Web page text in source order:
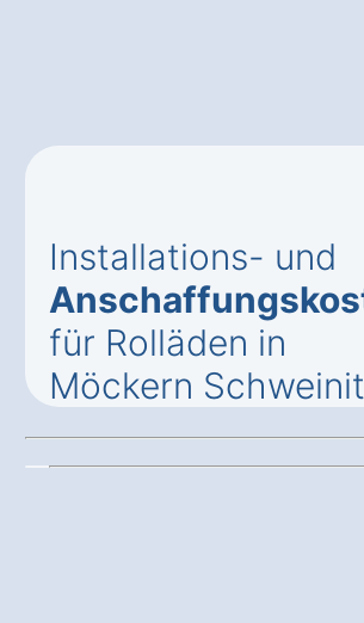
Installations- und
für Rolläden in
Möckern